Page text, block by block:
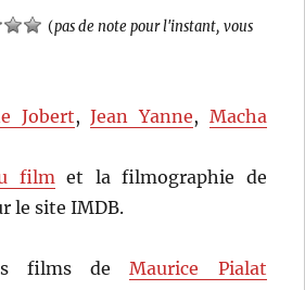
(pas de note pour l'instant, vous
Jobert,Jean Yanne, Macha
filmet la filmographie de
le site IMDB.
films deMaurice Pialat